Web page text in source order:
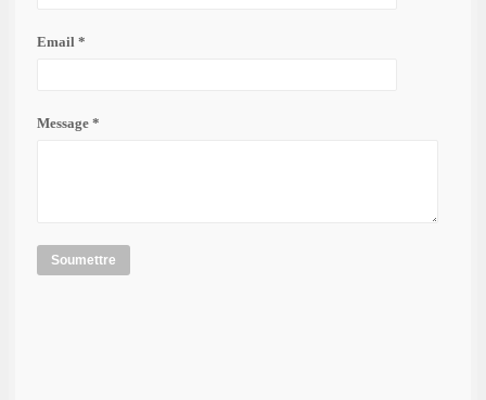
Email *
Message *
Soumettre